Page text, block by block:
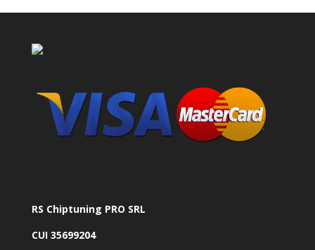
RS Chiptuning PRO SRL
CUI 35699204